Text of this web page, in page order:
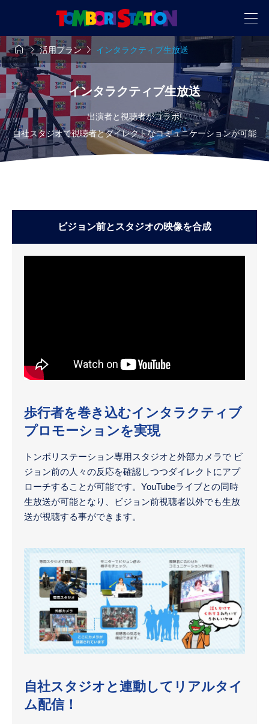
活用プラン インタラクティブ生放送
インタラクティブ生放送
出演者と視聴者がコラボ!
自社スタジオで視聴者とダイレクトなコミュニケーションが可能
ビジョン前とスタジオの映像を合成
歩行者を巻き込むインタラクティブ
プロモーションを実現
トンボリステーション専用スタジオと外部カメラで ビ
ジョン前の人々の反応を確認しつつダイレクトにアプ
ローチすることが可能です。YouTubeライブとの同時
生放送が可能となり、ビジョン前視聴者以外でも生放
送が視聴する事ができます。
自社スタジオと連動してリアルタイ
ム配信！